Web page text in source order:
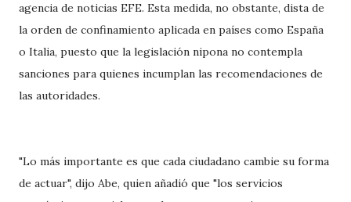
agencia de noticias EFE. Esta medida, no obstante, dista de
la orden de confinamiento aplicada en países como España
o Italia, puesto que la legislación nipona no contempla
sanciones para quienes incumplan las recomendaciones de
las autoridades.
"Lo más importante es que cada ciudadano cambie su forma
de actuar", dijo Abe, quien añadió que "los servicios